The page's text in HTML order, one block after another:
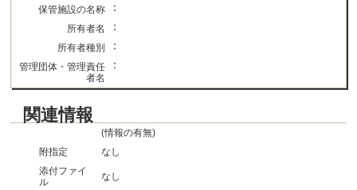
保管施設の名称
：
所有者名 ：
所有者種別 ：
管理団体・管理責任
者名
：
関連情報
(情報の有無)
附指定
なし
添付ファイ
ル
なし